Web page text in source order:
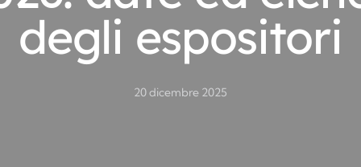
degli espositori
20 dicembre 2025